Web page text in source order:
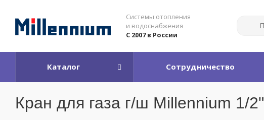
Системы отопления
и водоснабжения
С 2007 в России
Каталог Сотрудничество
Кран для газа г/ш Millennium 1/2"